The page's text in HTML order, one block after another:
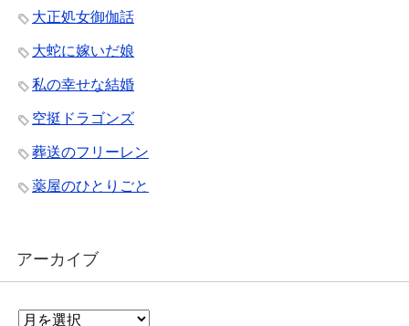
大正処女御伽話
大蛇に嫁いだ娘
私の幸せな結婚
空挺ドラゴンズ
葬送のフリーレン
薬屋のひとりごと
アーカイブ
ア